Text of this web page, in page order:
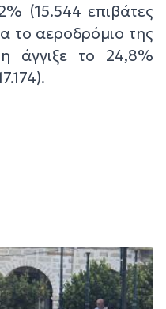
(15.544 επιβάτες
το αεροδρόμιο της
άγγιξε το 24,8%